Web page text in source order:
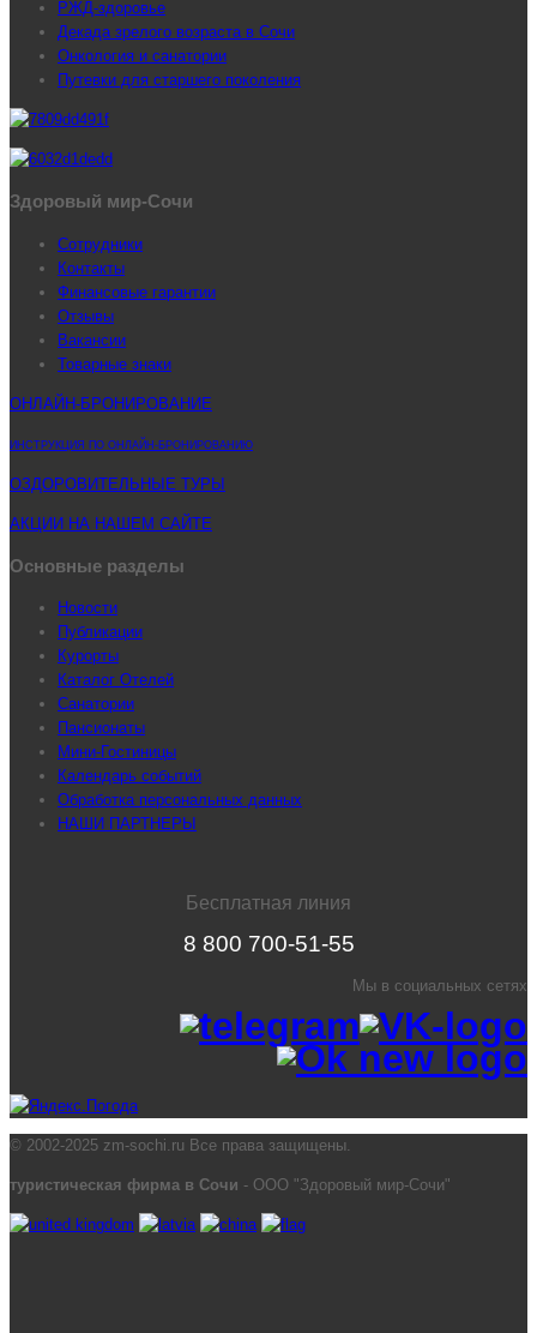
РЖД-здоровье
Декада зрелого возраста в Сочи
Онкология и санатории
Путевки для старшего поколения
Здоровый мир-Сочи
Сотрудники
Контакты
Финансовые гарантии
Отзывы
Вакансии
Товарные знаки
ОНЛАЙН-БРОНИРОВАНИЕ
ИНСТРУКЦИЯ ПО ОНЛАЙН-БРОНИРОВАНИЮ
ОЗДОРОВИТЕЛЬНЫЕ ТУРЫ
АКЦИИ НА НАШЕМ САЙТЕ
Основные разделы
Новости
Публикации
Курорты
Каталог Отелей
Санатории
Пансионаты
Мини-Гостиницы
Календарь событий
Обработка персональных данных
НАШИ ПАРТНЕРЫ
Бесплатная линия
8 800 700-51-55
Мы в социальных сетях
© 2002-2025 zm-sochi.ru Все права защищены.
туристическая фирма в Сочи - ООО "Здоровый мир-Сочи"